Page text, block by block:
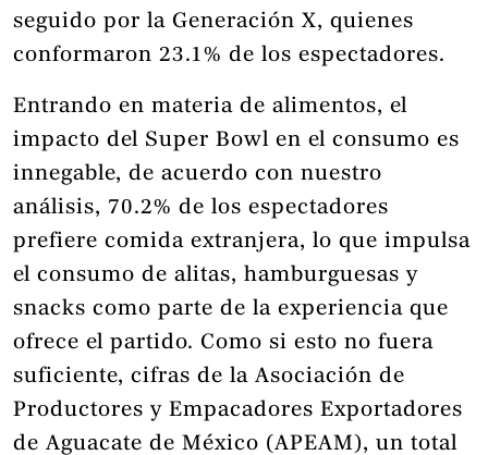
seguido por la Generación X, quienes
conformaron 23.1% de los espectadores.
Entrando en materia de alimentos, el
impacto del Super Bowl en el consumo es
innegable, de acuerdo con nuestro
análisis, 70.2% de los espectadores
prefiere comida extranjera, lo que impulsa
el consumo de alitas, hamburguesas y
snacks como parte de la experiencia que
ofrece el partido. Como si esto no fuera
suficiente, cifras de la Asociación de
Productores y Empacadores Exportadores
de Aguacate de México (APEAM), un total